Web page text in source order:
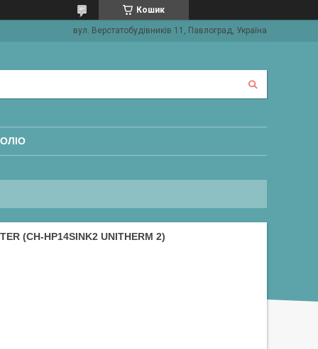
Кошик
вул. Верстатобудівників 11, Павлоград, Україна
(CH-HP14SINK2 UNITHERM 2)